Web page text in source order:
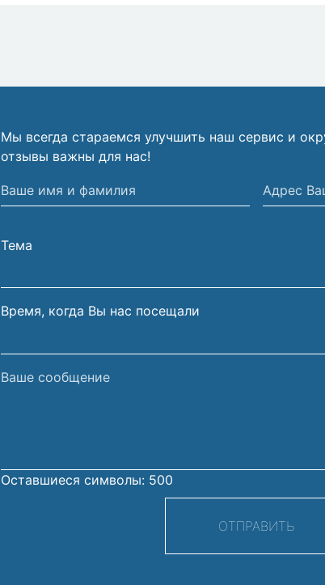
Мы всегда стараемся улучшить наш сервис и
отзывы важны для нас!
Ваше
имя
фамилия
Адрес
Вашей
Тема
Время, когда Вы нас посещали
Ваше
Оставшиеся символы: 500
ОТПРАВИТЬ